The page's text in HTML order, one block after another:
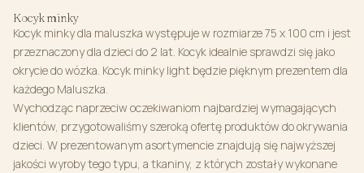
Kocyk minky
Kocyk minky dla maluszka występuje w rozmiarze 75 x 100 cm i jest
przeznaczony dla dzieci do 2 lat. Kocyk idealnie sprawdzi się jako
okrycie do wózka. Kocyk minky light będzie pięknym prezentem dla
każdego Maluszka.
Wychodząc naprzeciw oczekiwaniom najbardziej wymagających
klientów, przygotowaliśmy szeroką ofertę produktów do okrywania
dzieci. W prezentowanym asortymencie znajdują się najwyższej
jakości wyroby tego typu, a tkaniny, z których zostały wykonane